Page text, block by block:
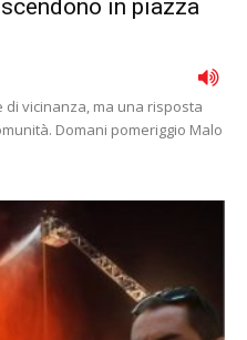
in piazza
vicinanza, ma una risposta
Domani pomeriggio Malo